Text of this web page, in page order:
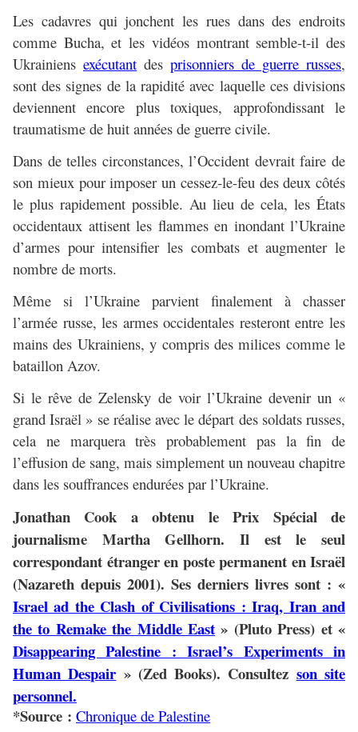
Les cadavres qui jonchent les rues dans des endroits
comme Bucha, et les vidéos montrant semble-t-il des
Ukrainiens exécutant des prisonniers de guerre russes,
sont des signes de la rapidité avec laquelle ces divisions
deviennent encore plus toxiques, approfondissant le
traumatisme de huit années de guerre civile.
Dans de telles circonstances, l’Occident devrait faire de
son mieux pour imposer un cessez-le-feu des deux côtés
le plus rapidement possible. Au lieu de cela, les États
occidentaux attisent les flammes en inondant l’Ukraine
d’armes pour intensifier les combats et augmenter le
nombre de morts.
Même si l’Ukraine parvient finalement à chasser
l’armée russe, les armes occidentales resteront entre les
mains des Ukrainiens, y compris des milices comme le
bataillon Azov.
Si le rêve de Zelensky de voir l’Ukraine devenir un «
grand Israël » se réalise avec le départ des soldats russes,
cela ne marquera très probablement pas la fin de
l’effusion de sang, mais simplement un nouveau chapitre
dans les souffrances endurées par l’Ukraine.
Jonathan Cook
a obtenu le Prix Spécial de
journalisme Martha Gellhorn. Il est le seul
correspondant étranger en poste permanent en Israël
(Nazareth depuis 2001). Ses derniers livres sont : «
Israel ad the Clash of Civilisations : Iraq, Iran and
the to Remake the Middle East » (Pluto Press) et «
Disappearing Palestine : Israel’s Experiments in
Human Despair » (Zed Books). Consultez son site
personnel.
*Source : Chronique de Palestine